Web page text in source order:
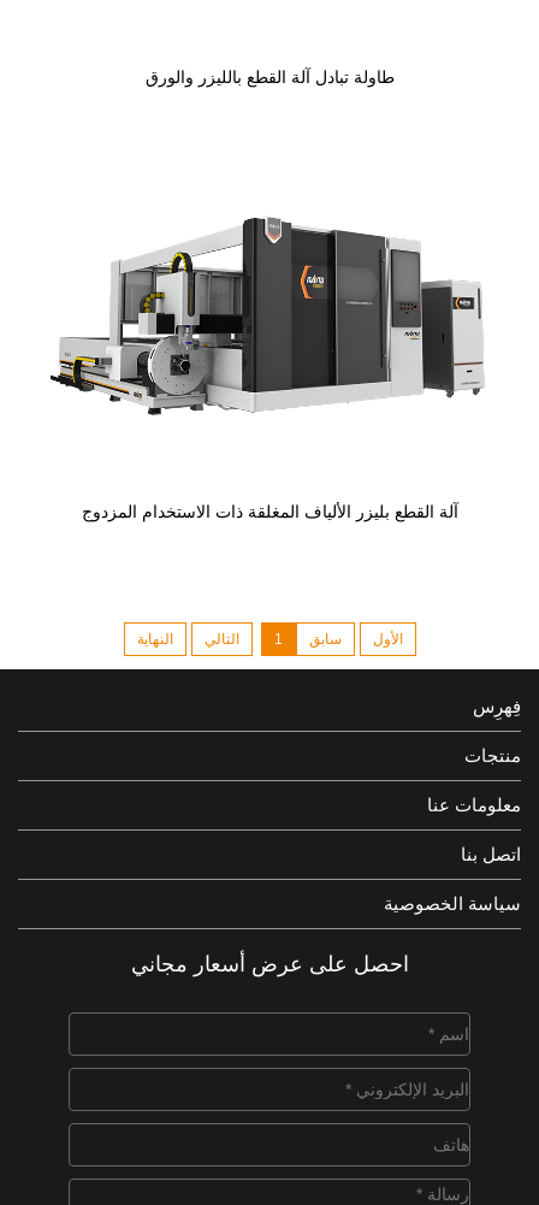
طاولة تبادل آلة القطع بالليزر والورق
آلة القطع بليزر الألياف المغلقة ذات الاستخدام المزدوج
الأول سابق 1 التالي النهاية
فِهرِس
منتجات
معلومات عنا
اتصل بنا
سياسة الخصوصية
احصل على عرض أسعار مجاني